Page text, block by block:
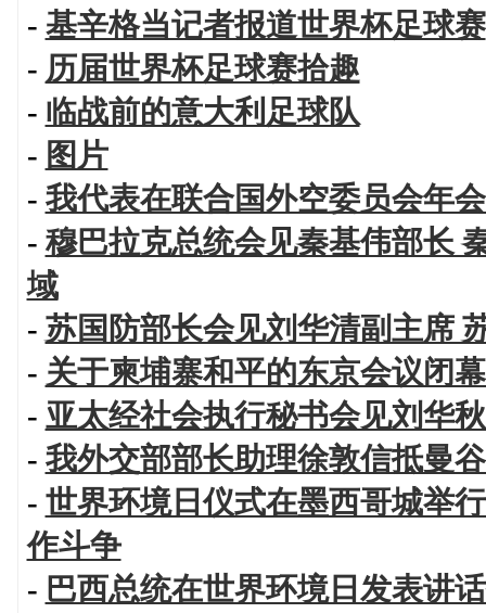
- 基辛格当记者报道世界杯足球赛
- 历届世界杯足球赛拾趣
- 临战前的意大利足球队
- 图片
- 我代表在联合国外空委员会年
- 穆巴拉克总统会见秦基伟部长
域
- 苏国防部长会见刘华清副主席
- 关于柬埔寨和平的东京会议闭
- 亚太经社会执行秘书会见刘华
- 我外交部部长助理徐敦信抵曼
- 世界环境日仪式在墨西哥城举
作斗争
- 巴西总统在世界环境日发表讲